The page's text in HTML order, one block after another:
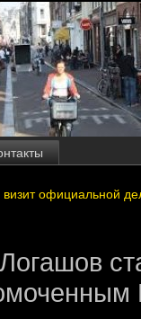
официальной